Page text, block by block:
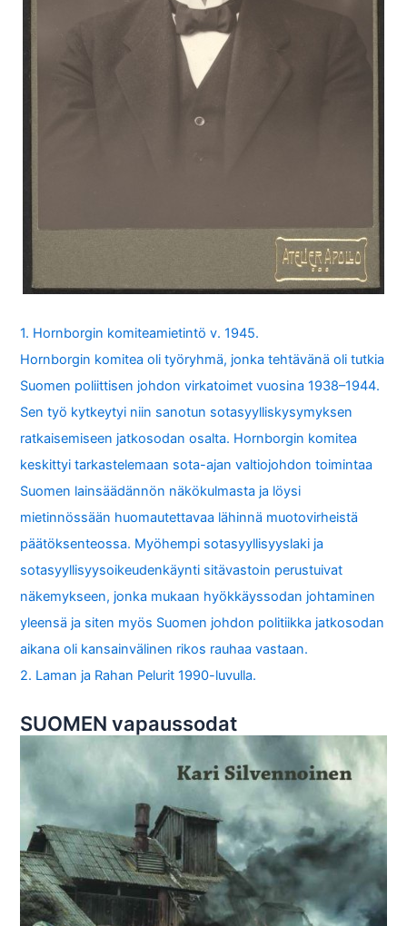
1. Hornborgin komiteamietintö v. 1945.
Hornborgin komitea oli työryhmä, jonka tehtävänä oli tutkia
Suomen poliittisen johdon virkatoimet vuosina 1938–1944.
Sen työ kytkeytyi niin sanotun sotasyylliskysymyksen
ratkaisemiseen jatkosodan osalta. Hornborgin komitea
keskittyi tarkastelemaan sota-ajan valtiojohdon toimintaa
Suomen lainsäädännön näkökulmasta ja löysi
mietinnössään huomautettavaa lähinnä muotovirheistä
päätöksenteossa. Myöhempi sotasyyllisyyslaki ja
sotasyyllisyysoikeudenkäynti sitävastoin perustuivat
näkemykseen, jonka mukaan hyökkäyssodan johtaminen
yleensä ja siten myös Suomen johdon politiikka jatkosodan
aikana oli kansainvälinen rikos rauhaa vastaan.
2. Laman ja Rahan Pelurit 1990-luvulla.
SUOMEN vapaussodat